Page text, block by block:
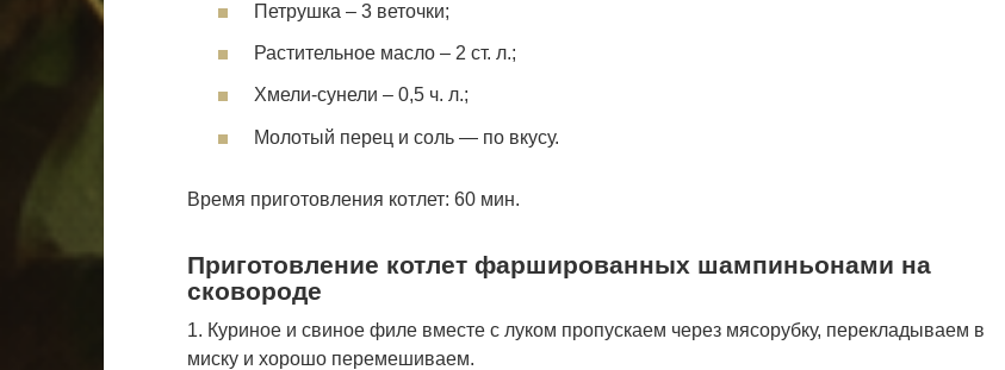
Петрушка – 3 веточки;
Растительное масло – 2 ст. л.;
Хмели-сунели – 0,5 ч. л.;
Молотый перец и соль — по вкусу.
Время приготовления котлет: 60 мин.
Приготовление котлет фаршированных шампиньонами на
сковороде
1. Куриное и свиное филе вместе с луком пропускаем через мясорубку, перекладываем в
миску и хорошо перемешиваем.